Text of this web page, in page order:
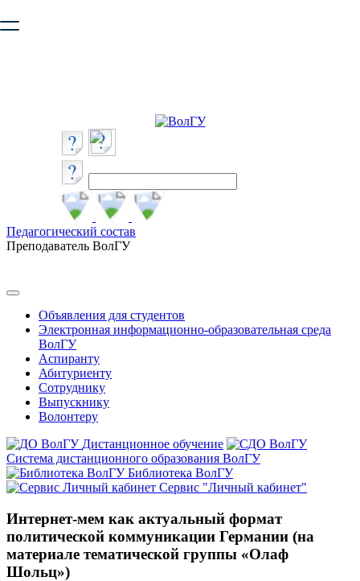
безопасную работу с сайтом. Пожалуйста
Педагогический состав
Преподаватель ВолГУ
Объявления для студентов
Электронная информационно-образовательная среда
ВолГУ
Аспиранту
Абитуриенту
Сотруднику
Выпускнику
Волонтеру
Дистанционное обучение
Система дистанционного образования ВолГУ
Библиотека ВолГУ
Сервис "Личный кабинет"
Интернет-мем как актуальный формат
политической коммуникации Германии (на
материале тематической группы «Олаф
Шольц»)